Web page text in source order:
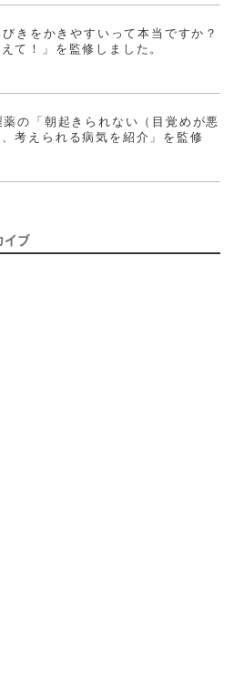
きをかきやすいって本当ですか？
て！」を監修しました。
の「朝起きられない（目覚めが悪
考えられる病気を紹介」を監修
イブ